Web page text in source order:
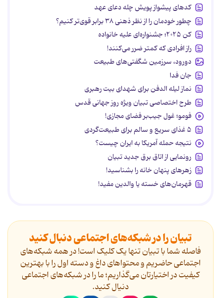
کدهای پیشواز پویش چله دعای عهد
چطور خودمان را از نظر ذهنی ۳۸ برابر قوی‌تر کنیم؟
کن ۲۰۲۵؛ جشنواره‌ای علیه خانواده
راز افرادی که کمتر ضرر می‌کنند!
دورود، سرزمین شگفتی‌های طبیعت
جان فدا
نماز لیله الدفن برای شهدای بیت رهبری
طرح اختصاصی تبیان ویژه روز جهانی قدس
فومو؛ غول جیب‌بر فضای مجازی!
۵ غذای سریع و سالم برای طبیعت‌گردی
نتیجه حمله آمریکا به ایران چیست؟
رونمایی از اتاق برق جدید تبیان
زهرهای پنهان خانه را بشناسید!
قهرمان‌های خسته یا والدین مفید!
تبیان را در شبکه‌های اجتماعی دنبال کنید
فاصله شما با تبیان تنها یک کلیک است! در همه شبکه‌های
اجتماعی حاضریم و محتواهای داغ و دسته اول را با بهترین
کیفیت در اختیارتان می‌گذاریم؛ ما را در شبکه‌های اجتماعی
دنیال کنید.